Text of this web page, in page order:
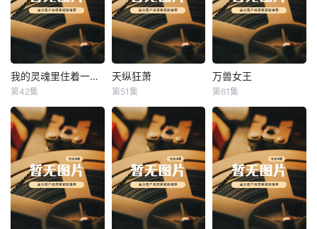
我的灵魂里住着一条龙 我的灵魂里住着一条龙
第42集
天纵狂萧
天纵狂萧
第51集
万兽女王
万兽女王
第61集